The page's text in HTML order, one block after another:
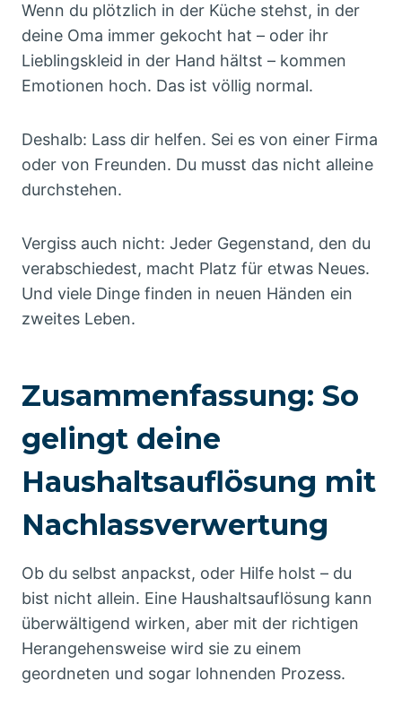
Wenn du plötzlich in der Küche stehst, in der
deine Oma immer gekocht hat – oder ihr
Lieblingskleid in der Hand hältst – kommen
Emotionen hoch. Das ist völlig normal.
Deshalb: Lass dir helfen. Sei es von einer Firma
oder von Freunden. Du musst das nicht alleine
durchstehen.
Vergiss auch nicht: Jeder Gegenstand, den du
verabschiedest, macht Platz für etwas Neues.
Und viele Dinge finden in neuen Händen ein
zweites Leben.
Zusammenfassung: So
gelingt deine
Haushaltsauflösung mit
Nachlassverwertung
Ob du selbst anpackst, oder Hilfe holst – du
bist nicht allein. Eine Haushaltsauflösung kann
überwältigend wirken, aber mit der richtigen
Herangehensweise wird sie zu einem
geordneten und sogar lohnenden Prozess.